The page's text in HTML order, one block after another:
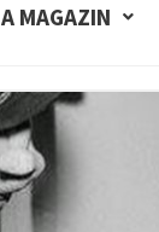
A MAGAZIN